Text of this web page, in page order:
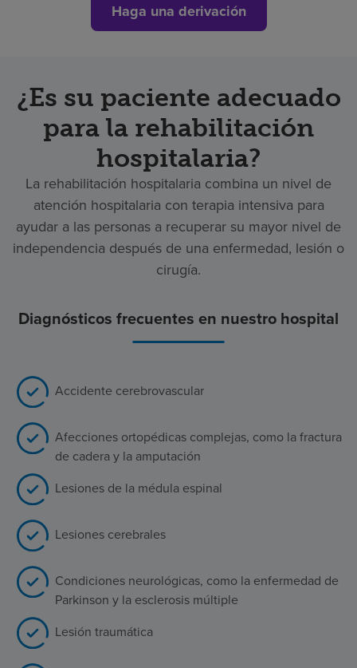
Haga una derivación
¿Es su paciente adecuado
para la rehabilitación
hospitalaria?
La rehabilitación hospitalaria combina un nivel de
atención hospitalaria con terapia intensiva para
ayudar a las personas a recuperar su mayor nivel de
independencia después de una enfermedad, lesión o
cirugía.
Diagnósticos frecuentes en nuestro hospital
Accidente cerebrovascular
Afecciones ortopédicas complejas, como la fractura
de cadera y la amputación
Lesiones de la médula espinal
Lesiones cerebrales
Condiciones neurológicas, como la enfermedad de
Parkinson y la esclerosis múltiple
Lesión traumática